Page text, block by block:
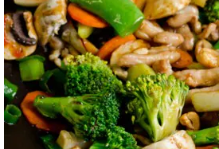
search
Suchbegriff
eingeben
© Krone Multimedia GmbH & Co KG
Muthgasse 2, 1190 Wien